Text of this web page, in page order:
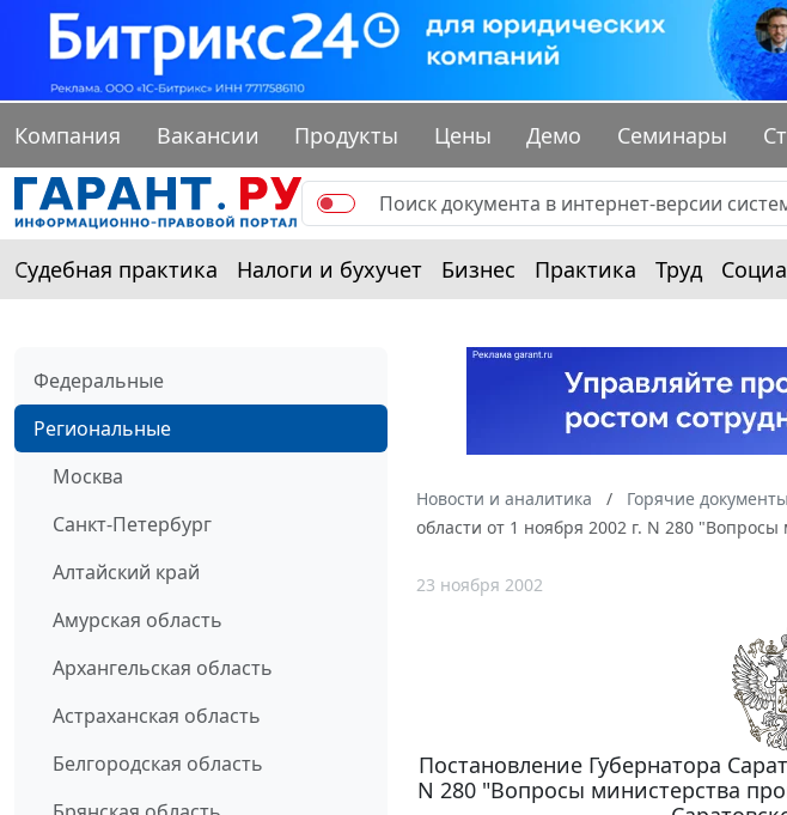
Компания Вакансии Продукты Цены Демо Семинары
Судебная практика Налоги и бухучет Бизнес Практика Труд
Федеральные
Региональные
Москва
Санкт-Петербург
Алтайский край
Амурская область
Архангельская область
Астраханская область
Белгородская область
Новости и аналитика Горячие документы
области от 1 ноября 2002 г. N 280
23 ноября 2002
Постановление Губернатора
N 280 "Вопросы министерства